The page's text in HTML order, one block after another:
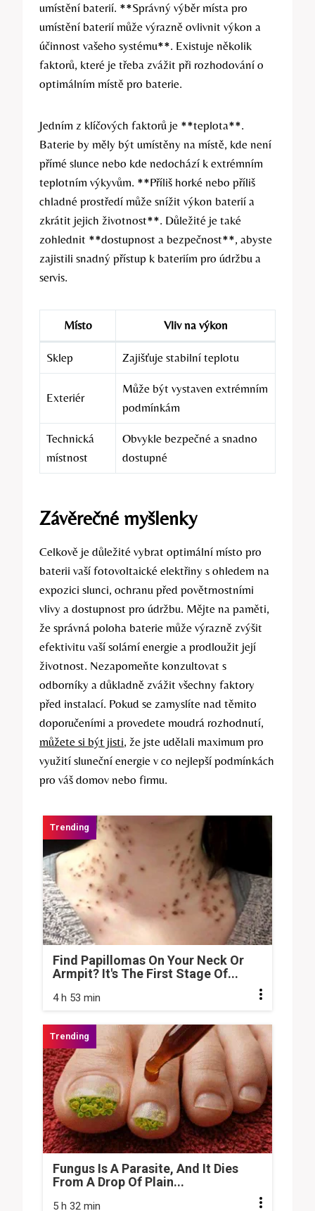
umístění baterií. **Správný výběr místa pro
umístění baterií může výrazně ovlivnit výkon a
účinnost vašeho systému**. Existuje několik
faktorů, které je třeba zvážit při rozhodování o
optimálním místě pro baterie.
Jedním z klíčových faktorů je **teplota**.
Baterie by měly být umístěny na místě, kde není
přímé slunce nebo kde nedochází k extrémním
teplotním výkyvům. **Příliš horké nebo příliš
chladné prostředí může snížit výkon baterií a
zkrátit jejich životnost**. Důležité je také
zohlednit **dostupnost a bezpečnost**, abyste
zajistili snadný přístup k bateriím pro údržbu a
servis.
Místo Vliv na výkon
Sklep Zajišťuje stabilní teplotu
Exteriér
Může být vystaven extrémním
podmínkám
Technická
místnost
Obvykle bezpečné a snadno
dostupné
Závěrečné myšlenky
Celkově je důležité vybrat optimální místo pro
baterii vaší fotovoltaické elektřiny s ohledem na
expozici slunci, ochranu před povětrnostními
vlivy a dostupnost pro údržbu. Mějte na paměti,
že správná poloha baterie může výrazně zvýšit
efektivitu vaší solární energie a prodloužit její
životnost. Nezapomeňte konzultovat s
odborníky a důkladně zvážit všechny faktory
před instalací. Pokud se zamyslíte nad těmito
doporučeními a provedete moudrá rozhodnutí,
můžete si být jisti, že jste udělali maximum pro
využití sluneční energie v co nejlepší podmínkách
pro váš domov nebo firmu.
Find Papillomas On Your Neck Or
Armpit? It's The First Stage Of...
4 h 53 min
Fungus Is A Parasite, And It Dies
From A Drop Of Plain...
5 h 32 min